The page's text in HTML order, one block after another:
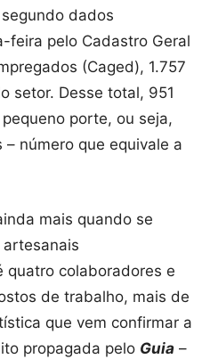
dados
feira pelo Cadastro Geral
(Caged), 1.757
setor. Desse total, 951
porte, ou seja,
número que equivale a
mais quando se
quatro colaboradores e
de trabalho, mais de
que vem confirmar a
propagada pelo Guia –